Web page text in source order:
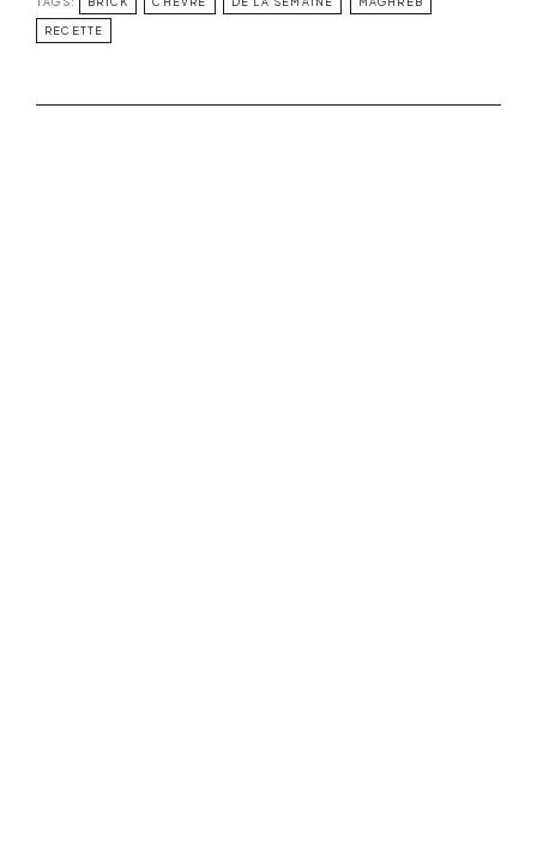
RECETTE